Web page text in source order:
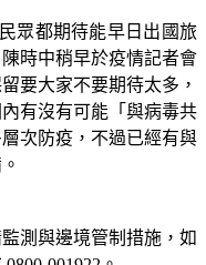
眾都期待能早日出國旅
時中稍早於疫情記者會
要大家不要期待太多，
有沒有可能「與病毒共
次防疫，不過已經有與
測與邊境管制措施， 如